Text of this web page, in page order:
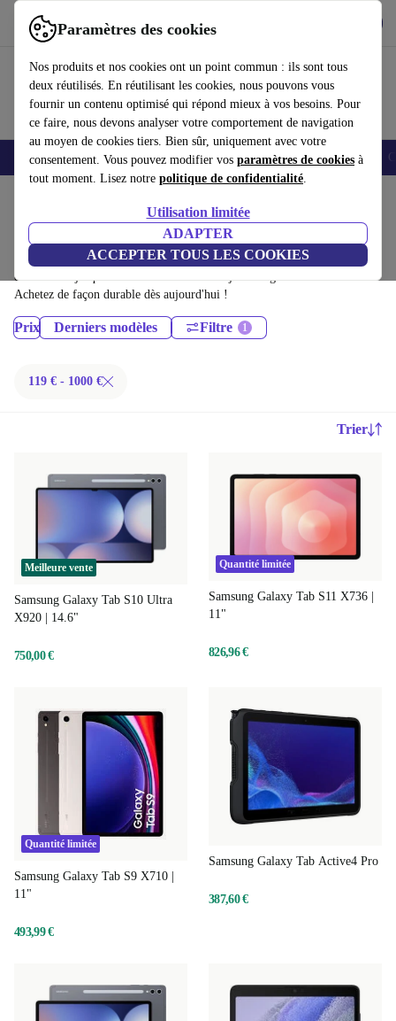
Paramètres des cookies
Nos produits et nos cookies ont un point commun : ils sont tous
deux réutilisés. En réutilisant les cookies, nous pouvons vous
fournir un contenu optimisé qui répond mieux à vos besoins. Pour
ce faire, nous devons analyser votre comportement de navigation
au moyen de cookies tiers. Bien sûr, uniquement avec votre
consentement. Vous pouvez modifier vos paramètres de cookies à
tout moment. Lisez notre politique de confidentialité.
Utilisation limitée
ADAPTER
ACCEPTER TOUS LES COOKIES
Utilisez refurbed rapidement et facilement
Smartphones Laptops Tablettes Montres connectées Accessoires
Tablettes Samsung:
Tablettes Samsung certifiés reconditionnés à moins de 1000€ –
économisez jusqu'à 40 %. Retours sous 30 jours et garantie de 12 mois.
Achetez de façon durable dès aujourd'hui !
Prix Derniers modèles Filtre
119 € - 1000 €
Trier
Meilleure vente
Samsung Galaxy Tab S10 Ultra
X920 | 14.6"
750,00 €
Quantité limitée
Samsung Galaxy Tab S11 X736 |
11"
826,96 €
Quantité limitée
Samsung Galaxy Tab S9 X710 |
11"
493,99 €
Samsung Galaxy Tab Active4 Pro
387,60 €